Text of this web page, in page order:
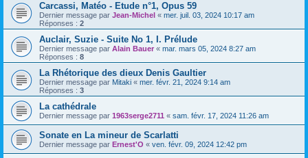
Carcassi, Matéo - Etude n°1, Opus 59
Dernier message par Jean-Michel « mer. juil. 03, 2024 10:17 am
Réponses : 2
Auclair, Suzie - Suite No 1, I. Prélude
Dernier message par Alain Bauer « mar. mars 05, 2024 8:27 am
Réponses : 8
La Rhétorique des dieux Denis Gaultier
Dernier message par Mitaki « mer. févr. 21, 2024 9:14 am
Réponses : 3
La cathédrale
Dernier message par 1963serge2711 « sam. févr. 17, 2024 11:26 am
Sonate en La mineur de Scarlatti
Dernier message par Ernest'O « ven. févr. 09, 2024 12:42 pm